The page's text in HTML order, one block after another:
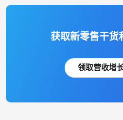
获取新零售干货
领取营收增